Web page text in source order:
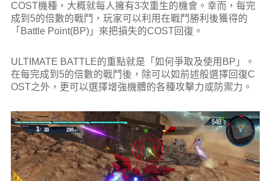
COST機種，大概就每人擁有3次重生的機會。幸而，每完
成到5的倍數的戰鬥，玩家可以利用在戰鬥勝利後獲得的
「Battle Point(BP)」來把損失的COST回復。
ULTIMATE BATTLE的重點就是「如何爭取及使用BP」。
在每完成到5的倍數的戰鬥後，除可以如前述般選擇回復C
OST之外，更可以選擇增強機體的各種攻擊力或防禦力。